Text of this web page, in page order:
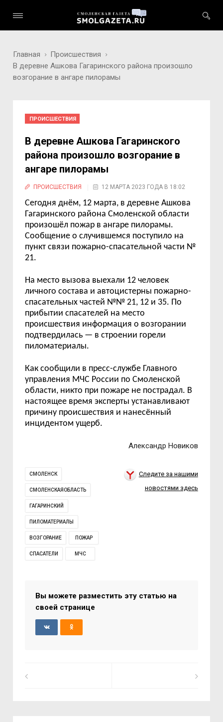
Главная
Происшествия
В деревне Ашкова Гагаринского района произошло
возгорание в ангаре пилорамы
ПРОИСШЕСТВИЯ
В деревне Ашкова Гагаринского
района произошло возгорание в
ангаре пилорамы
ПРОИСШЕСТВИЯ 12 МАРТА 2023 ГОДА В 18:02
Сегодня днём, 12 марта, в деревне Ашкова
Гагаринского района Смоленской области
произошёл пожар в ангаре пилорамы.
Сообщение о случившемся поступило на
пункт связи пожарно-спасательной части №
21.
На место вызова выехали 12 человек
личного состава и автоцистерны пожарно-
спасательных частей №№ 21, 12 и 35. По
прибытии спасателей на место
происшествия информация о возгорании
подтвердилась — в строении горели
пиломатериалы.
Как сообщили в пресс-службе Главного
управления МЧС России по Смоленской
области, никто при пожаре не пострадал. В
настоящее время эксперты устанавливают
причину происшествия и нанесённый
инцидентом ущерб.
Александр Новиков
СМОЛЕНСК
СМОЛЕНСКАЯОБЛАСТЬ
ГАГАРИНСКИЙ
ПИЛОМАТЕРИАЛЫ
ВОЗГОРАНИЕ ПОЖАР
СПАСАТЕЛИ МЧС
Следите за нашими
новостями здесь
Вы можете разместить эту статью на
своей странице